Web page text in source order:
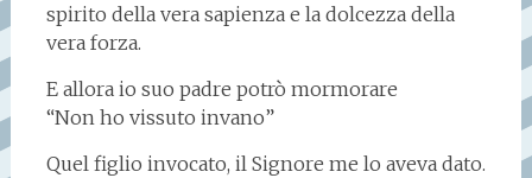
spirito della vera sapienza e la dolcezza della
vera forza.
E allora io suo padre potrò mormorare
“Non ho vissuto invano”
Quel figlio invocato, il Signore me lo aveva dato.